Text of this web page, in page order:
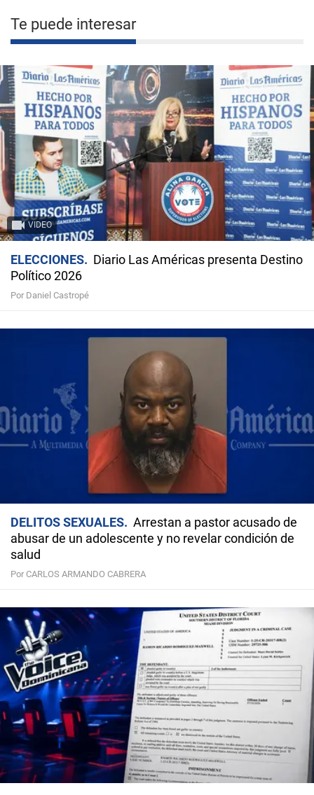
Te puede interesar
VIDEO
ELECCIONES
Diario Las Américas presenta Destino
Político 2026
Por Daniel Castropé
DELITOS SEXUALES
Arrestan a pastor acusado de
abusar de un adolescente y no revelar condición de
salud
Por CARLOS ARMANDO CABRERA